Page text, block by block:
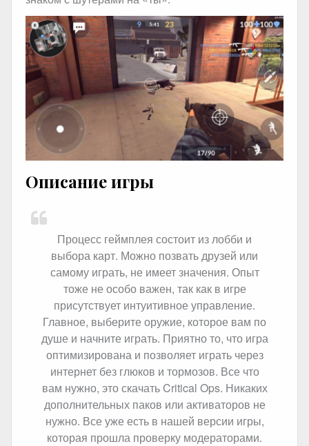
Описание игры
Процесс геймплея состоит из лобби и
выбора карт. Можно позвать друзей или
самому играть, не имеет значения. Опыт
тоже не особо важен, так как в игре
присутствует интуитивное управление.
Главное, выберите оружие, которое вам по
душе и начните играть. Приятно то, что игра
оптимизирована и позволяет играть через
интернет без глюков и тормозов. Все что
вам нужно, это скачать Critical Ops. Никаких
дополнительных паков или активаторов не
нужно. Все уже есть в нашей версии игры,
которая прошла проверку модераторами.